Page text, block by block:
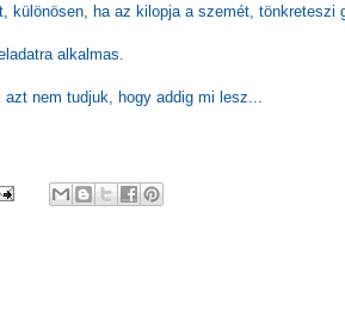
különösen, ha az kilopja a szemét,
alkalmas.
nem tudjuk, hogy addig mi lesz...